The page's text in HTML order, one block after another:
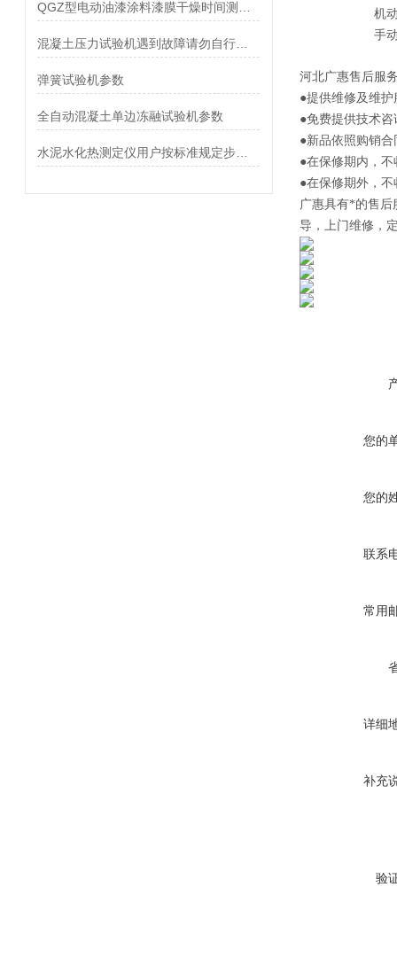
弹簧试验机参数
全自动混凝土单边冻融试验机参数
机动速度：
手动速度
河北广惠售后服
●提供维修及维
●免费提供技术咨
●新品依照购销
●在保修期内，
●在保修期外，
广惠具有*的售后
导，上门维修，
您的
您的
联系
常用
详细
补充
验